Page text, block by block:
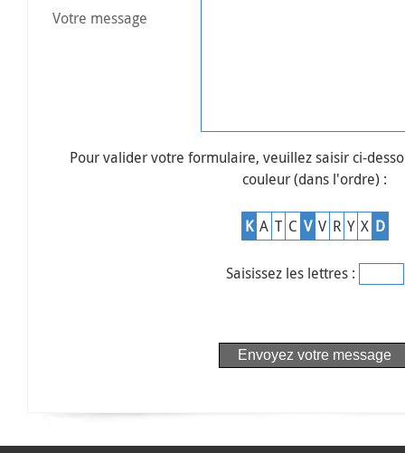
Votre message
Pour valider votre formulaire, veuillez saisir ci-
couleur (dans l'ordre) :
K A T C V V R Y X D
Saisissez les lettres :